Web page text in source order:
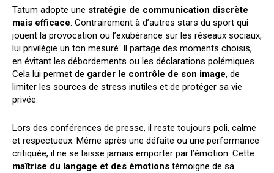
Tatum adopte une stratégie de communication discrète
mais efficace. Contrairement à d’autres stars du sport qui
jouent la provocation ou l’exubérance sur les réseaux sociaux,
lui privilégie un ton mesuré. Il partage des moments choisis,
en évitant les débordements ou les déclarations polémiques.
Cela lui permet de garder le contrôle de son image, de
limiter les sources de stress inutiles et de protéger sa vie
privée.
Lors des conférences de presse, il reste toujours poli, calme
et respectueux. Même après une défaite ou une performance
critiquée, il ne se laisse jamais emporter par l’émotion. Cette
maîtrise du langage et des émotions témoigne de sa